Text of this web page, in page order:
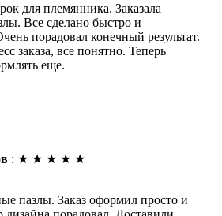
для племянника. Заказала
Все сделано быстро и
порадовал конечный результат.
заказа, все понятно. Теперь
еще.
: ★ ★ ★ ★ ★
пазлы. Заказ оформил просто и